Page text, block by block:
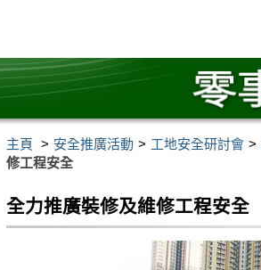
主頁 安全推廣活動 工地安全研討會
修工程安全
全力推廣裝修及維修工程安全